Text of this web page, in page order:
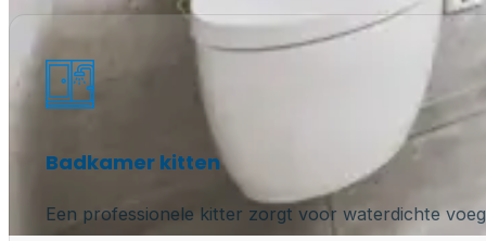
Badkamer kitten
Een professionele kitter zorgt voor waterdichte